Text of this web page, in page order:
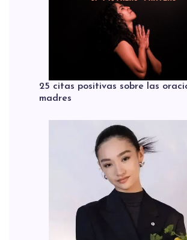
25 citas positivas sobre las
madres